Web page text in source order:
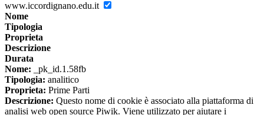
www.iccordignano.edu.it
Nome
Tipologia
Proprieta
Descrizione
Durata
Nome: _pk_id.1.58fb
Tipologia: analitico
Proprieta: Prime Parti
Descrizione: Questo nome di cookie è associato alla piattaforma di
analisi web open source Piwik. Viene utilizzato per aiutare i